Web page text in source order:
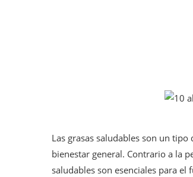
Las grasas saludables son un
bienestar general. Contrario a la
saludables son esenciales para